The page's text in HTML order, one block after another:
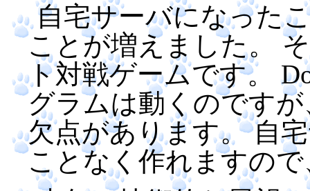
自宅サーバになった
ことが増えました。
ト対戦ゲームです。
グラムは動くのです
欠点があります。 自
ことなく作れますの